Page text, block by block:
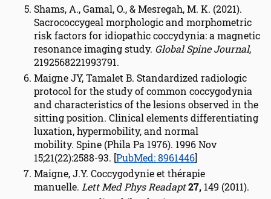
Shams, A., Gamal, O., & Mesregah, M. K. (2021).
Sacrococcygeal morphologic and morphometric
risk factors for idiopathic coccydynia: a magnetic
resonance imaging study. Global Spine Journal,
2192568221993791.
Maigne JY, Tamalet B. Standardized radiologic
protocol for the study of common coccygodynia
and characteristics of the lesions observed in the
sitting position. Clinical elements differentiating
luxation, hypermobility, and normal
mobility. Spine (Phila Pa 1976). 1996 Nov
15;21(22):2588-93. [PubMed: 8961446]
Maigne, J.Y. Coccygodynie et thérapie
manuelle. Lett Med Phys Readapt27, 149 (2011).